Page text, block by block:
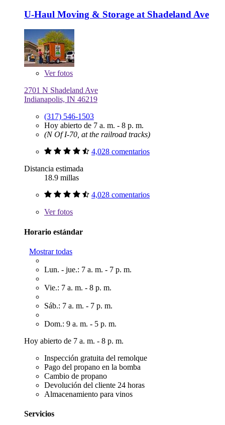
U-Haul Moving & Storage at Shadeland Ave
Verfotos
2701 N Shadeland Ave
Indianapolis, IN 46219
(317) 546-1503
Hoy abierto de 7 a. m. - 8 p. m.
(N Of I-70, at the railroad tracks)
4,028 comentarios
Distancia estimada
18.9 millas
4,028 comentarios
Verfotos
Horario estándar
Mostrar todas
Lun. - jue.: 7 a. m. - 7 p. m.
Vie.: 7 a. m. - 8 p. m.
Sáb.: 7 a. m. - 7 p. m.
Dom.: 9 a. m. - 5 p. m.
Hoy abierto de 7 a. m. - 8 p. m.
Inspección gratuita del remolque
Pago del propano en la bomba
Cambio de propano
Devolución del cliente 24 horas
Almacenamiento para vinos
Servicios